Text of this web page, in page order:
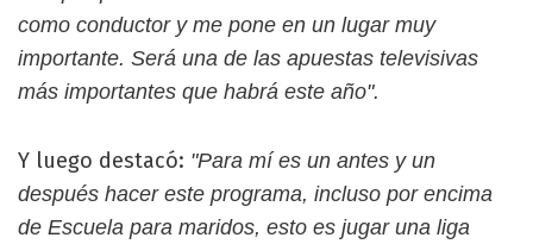
como conductor y me pone en un lugar muy
importante. Será una de las apuestas televisivas
más importantes que habrá este año".
Y luego destacó: "Para mí es un antes y un
después hacer este programa, incluso por encima
de Escuela para maridos, esto es jugar una liga